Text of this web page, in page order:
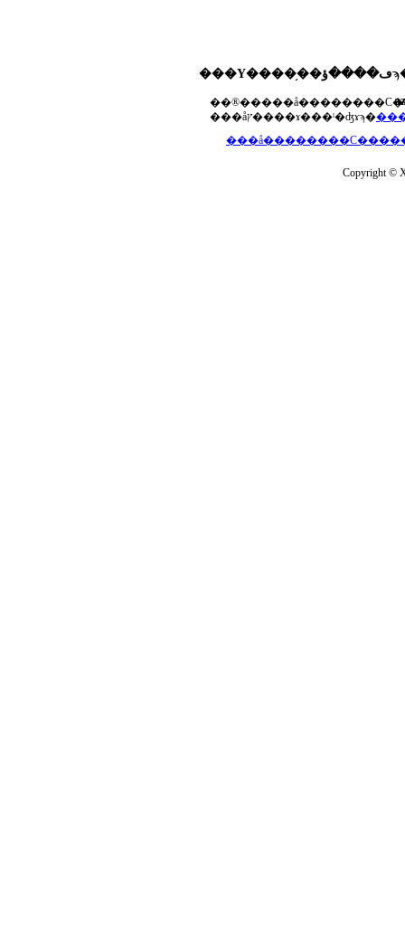
���Υ����֥��ڡ����ؤϡ��ޤ��ۡ���ڡ��������åץ����ɤ���Ƥ��ޤ���agua-
���åץ����ɤ���ˡ�ʤɤϡ�
Copyright ©